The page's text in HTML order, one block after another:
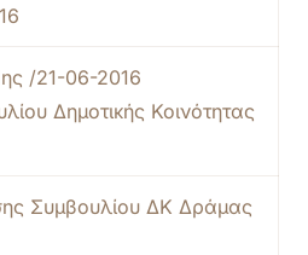
/21-06-2016
Δημοτικής Κοινότητας
Συμβουλίου ΔΚ Δράμας